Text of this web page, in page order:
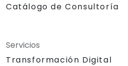
Catálogo de Consultoría
Servicios
Transformación Digital